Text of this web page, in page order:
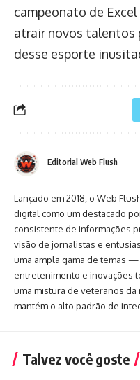
campeonato de
atrair novos talentos
desse esporte
Editorial Web Flush
Lançado em 2018, o Web
digital como um destacado
consistente de informações
visão de jornalistas e
uma ampla gama de temas
entretenimento e inovações
uma mistura de veteranos
mantém o alto padrão de
Talvez você goste